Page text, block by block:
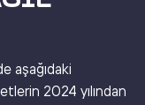
aşağıdaki
2024 yılından